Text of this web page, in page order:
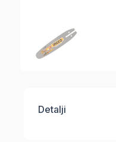
Detalji